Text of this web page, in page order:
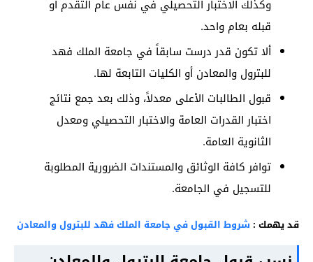
وكذلك الاختبار التحصيلي في نفس عام التقدم أو
قبله بعام واحد.
ألا تكون قدر درست سابقاً في جامعة الملك فهد
للبترول والمعادن أو الكليات التابعة لها.
قبول الطالبات الأعلى معدلاً، وذلك بعد جمع نتائج
اختبار القدرات العامة والاختبار التحصيلي ومعدل
الثانوية العامة.
توافر كافة الوثائق والمستندات الضرورية المطلوبة
للتسجيل في الجامعة.
قد يهمك : شروط القبول في جامعة الملك فهد للبترول والمعادن